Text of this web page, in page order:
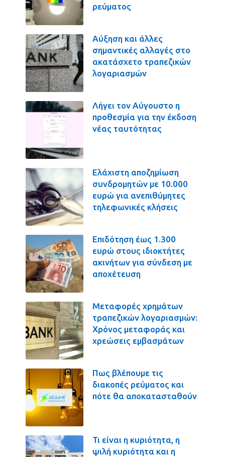
ρεύματος
Αύξηση και άλλες
σημαντικές αλλαγές στο
ακατάσχετο τραπεζικών
λογαριασμών
Λήγει τον Αύγουστο η
προθεσμία για την έκδοση
νέας ταυτότητας
Ελάχιστη αποζημίωση
συνδρομητών με 10.000
ευρώ για ανεπιθύμητες
τηλεφωνικές κλήσεις
Επιδότηση έως 1.300
ευρώ στους ιδιοκτήτες
ακινήτων για σύνδεση με
αποχέτευση
Μεταφορές χρημάτων
τραπεζικών λογαριασμών:
Χρόνος μεταφοράς και
χρεώσεις εμβασμάτων
Πως βλέπουμε τις
διακοπές ρεύματος και
πότε θα αποκατασταθούν
Τι είναι η κυριότητα, η
ψιλή κυριότητα και η